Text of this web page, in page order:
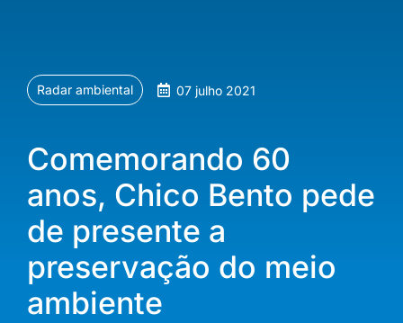
Radar ambiental 07 julho 2021
Comemorando 60
anos, Chico Bento pede
de presente a
preservação do meio
ambiente